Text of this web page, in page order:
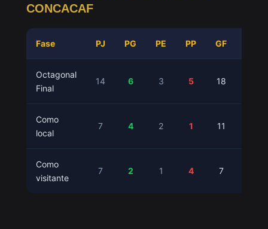
CONCACAF
Fase PJ PG PE PP GF
Octagonal
Final
14 6 3 5 18
Como
local
7 4 2 1 11
Como
visitante
7 2 1 4 7